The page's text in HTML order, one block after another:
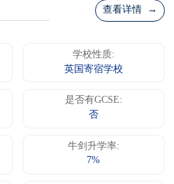
查看详情 →
学校性质:
英国寄宿学校
是否有GCSE:
否
牛剑升学率:
7%